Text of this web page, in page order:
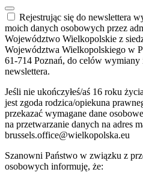
Rejestrując się do newslettera
moich danych osobowych przez
Województwo Wielkopolskie z
Województwa Wielkopolskiego w
61-714 Poznań, do celów
newslettera.
Jeśli nie ukończyłeś/aś 16 roku
jest zgoda rodzica/opiekuna
przekazać wymagane dane
na przetwarzanie danych na adres
brussels.office@wielkopolska.eu
Szanowni Państwo w związku z
osobowych informuję, że: